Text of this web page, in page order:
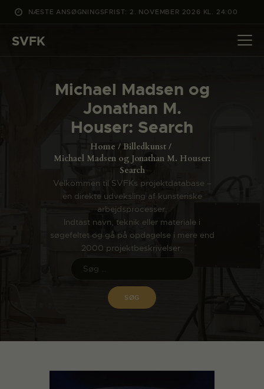
NÆSTE ANSØGNINGSFRIST: 2. NOVEMBER 2026 KL. 24:00
SVFK
Michael Madsen og
Jonathan M.
Houser: Search
Home
Billedkunst
Michael Madsen og Jonathan M. Houser:
Search
Velkommen til SVFKs projektdatabase –
en direkte udveksling af kunsteriske
arbejdsprocesser.
Indtast navn, teknik eller materiale i
søgefeltet og gå på opdagelse i mere end
2000 projektbeskrivelser.
DET SKER
PROJEKTER
CHANNEL
OM SVFK